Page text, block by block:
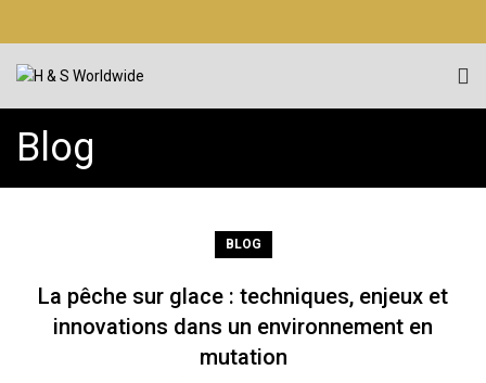
Blog
BLOG
La pêche sur glace : techniques, enjeux et
innovations dans un environnement en
mutation